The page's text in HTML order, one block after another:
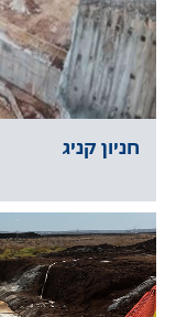
חניון קניג